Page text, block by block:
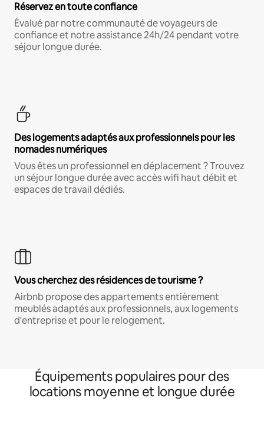
Réservez en toute confiance
Évalué par notre communauté de voyageurs de
confiance et notre assistance 24h/24 pendant votre
séjour longue durée.
Des logements adaptés aux professionnels pour les
nomades numériques
Vous êtes un professionnel en déplacement ? Trouvez
un séjour longue durée avec accès wifi haut débit et
espaces de travail dédiés.
Vous cherchez des résidences de tourisme ?
Airbnb propose des appartements entièrement
meublés adaptés aux professionnels, aux logements
d'entreprise et pour le relogement.
Équipements populaires pour des
locations moyenne et longue durée